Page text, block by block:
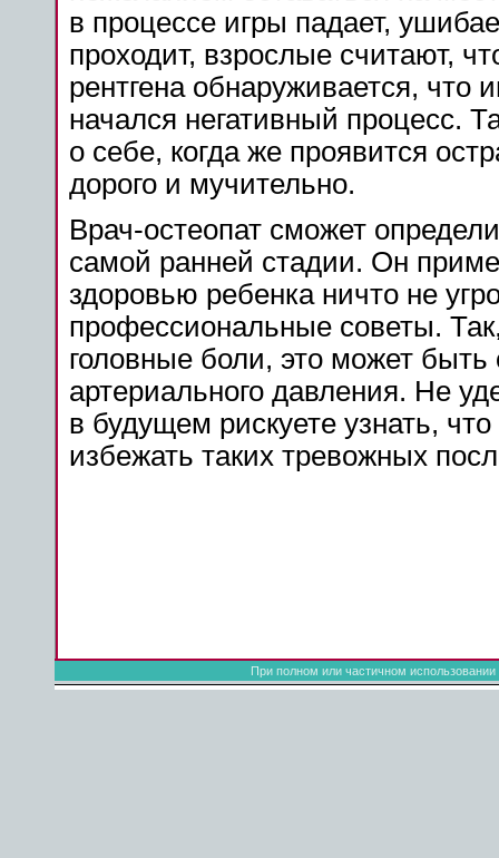
в процессе игры падает,
проходит, взрослые считают,
рентгена обнаруживается, что
начался негативный процесс.
о себе, когда же проявится
дорого и мучительно.
Врач-остеопат сможет
самой ранней стадии. Он
здоровью ребенка ничто не
профессиональные советы.
головные боли, это может
артериального давления. Не
в будущем рискуете узнать,
избежать таких тревожных
При полном или частичном